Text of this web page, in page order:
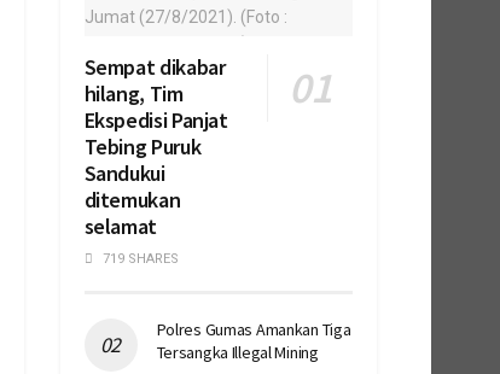
Sempat dikabar
hilang, Tim
Ekspedisi Panjat
Tebing Puruk
Sandukui
ditemukan
selamat
719 SHARES
Polres Gumas Amankan Tiga
Tersangka Illegal Mining